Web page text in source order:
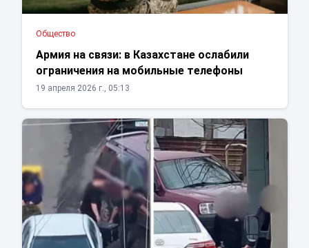
Общество
Армия на связи: в Казахстане ослабили
ограничения на мобильные телефоны
19 апреля 2026 г., 05:13